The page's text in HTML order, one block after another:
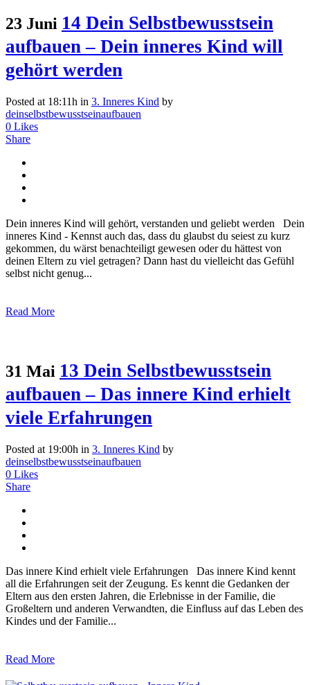
23 Juni 14 Dein Selbstbewusstsein
aufbauen – Dein inneres Kind will
gehört werden
Posted at 18:11h in 3. Inneres Kind by
deinselbstbewusstseinaufbauen
0 Likes
Share
Dein inneres Kind will gehört, verstanden und geliebt werden Dein
inneres Kind - Kennst auch das, dass du glaubst du seiest zu kurz
gekommen, du wärst benachteiligt gewesen oder du hättest von
deinen Eltern zu viel getragen? Dann hast du vielleicht das Gefühl
selbst nicht genug...
Read More
31 Mai 13 Dein Selbstbewusstsein
aufbauen – Das innere Kind erhielt
viele Erfahrungen
Posted at 19:00h in 3. Inneres Kind by
deinselbstbewusstseinaufbauen
0 Likes
Share
Das innere Kind erhielt viele Erfahrungen Das innere Kind kennt
all die Erfahrungen seit der Zeugung. Es kennt die Gedanken der
Eltern aus den ersten Jahren, die Erlebnisse in der Familie, die
Großeltern und anderen Verwandten, die Einfluss auf das Leben des
Kindes und der Familie...
Read More